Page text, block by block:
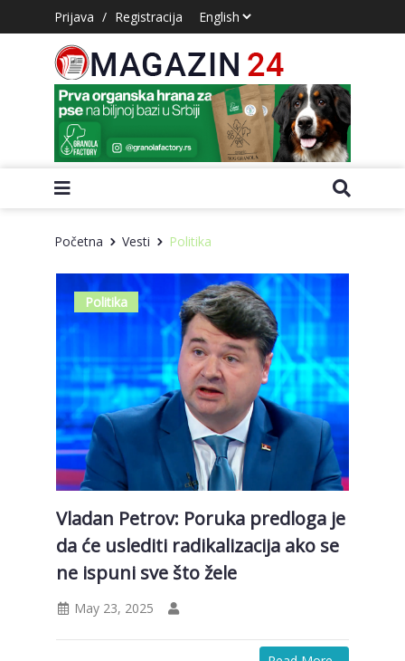
Prijava / Registracija
Početna Vesti Politika
Politika
Vladan Petrov: Poruka predloga je
da će uslediti radikalizacija ako se
ne ispuni sve što žele
May 23, 2025